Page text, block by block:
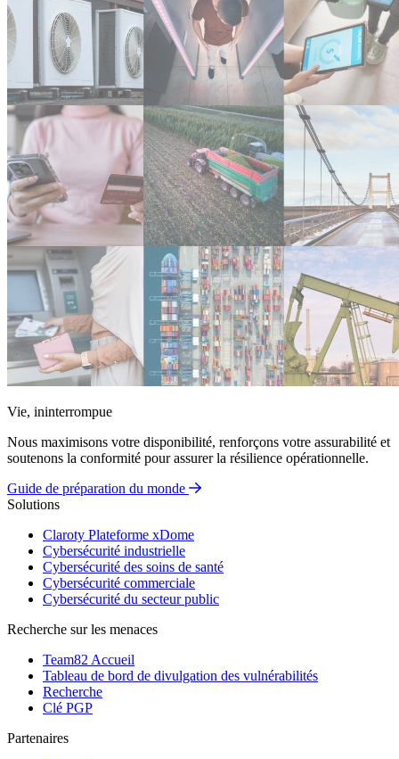
Vie, ininterrompue
Nous maximisons votre disponibilité, renforçons votre assurabilité et
soutenons la conformité pour assurer la résilience opérationnelle.
Guide de préparation du monde
Solutions
Claroty Plateforme xDome
Cybersécurité industrielle
Cybersécurité des soins de santé
Cybersécurité commerciale
Cybersécurité du secteur public
Recherche sur les menaces
Team82 Accueil
Tableau de bord de divulgation des vulnérabilités
Recherche
Clé PGP
Partenaires